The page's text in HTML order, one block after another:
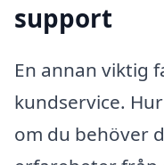
support
En annan viktig
kundservice.
om du behöver